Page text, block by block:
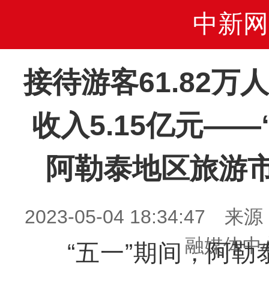
中新网
接待游客61.82万
收入5.15亿元
阿勒泰地区旅游
2023-05-04 18:34:47 来源
融媒体中
“五一”期间，阿勒